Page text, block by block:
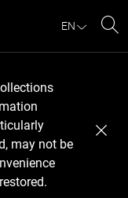
EN
may not be